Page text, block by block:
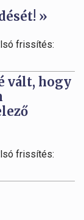
»
frissítés:
vált, hogy
frissítés: